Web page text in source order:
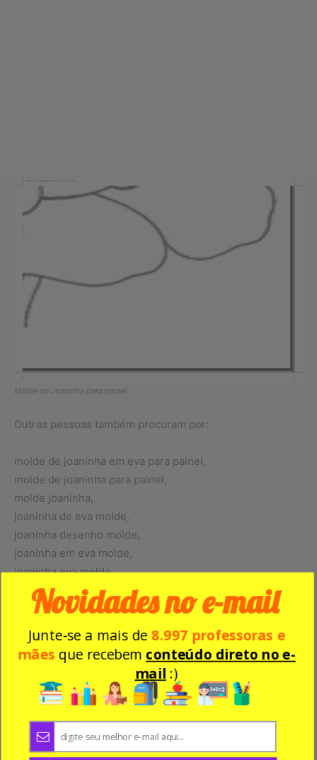
Molde de Joaninha para painel
Outras pessoas também procuram por:
molde de joaninha em eva para painel,
molde de joaninha para painel,
molde joaninha,
joaninha de eva molde,
joaninha desenho molde,
joaninha em eva molde,
joaninha eva molde,
joaninha molde,
molde da joaninha,
molde de joaninha,
Junte-se a mais de8.997 professoras e
mães que recebemconteúdo direto no e-
mail :)
Novidades no e-mail